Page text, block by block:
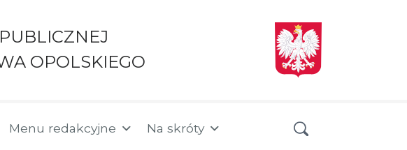
OPOLSKIEGO
Menu redakcyjne Na skróty